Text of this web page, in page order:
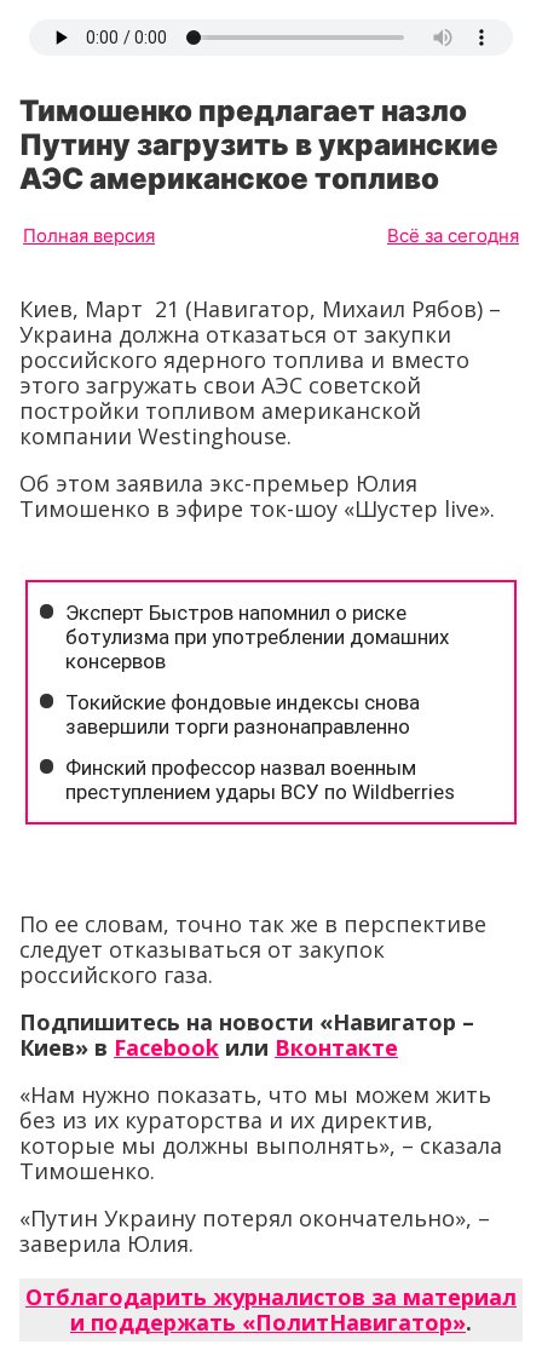
Тимошенко предлагает назло
Путину загрузить в украинские
АЭС американское топливо
Полная версия Всё за сегодня
Киев, Март 21 (Навигатор, Михаил Рябов) –
Украина должна отказаться от закупки
российского ядерного топлива и вместо
этого загружать свои АЭС советской
постройки топливом американской
компании Westinghouse.
Об этом заявила экс-премьер Юлия
Тимошенко в эфире ток-шоу «Шустер live».
По ее словам, точно так же в перспективе
следует отказываться от закупок
российского газа.
Подпишитесь на новости «Навигатор –
Киев» в Facebook или Вконтакте
«Нам нужно показать, что мы можем жить
без из их кураторства и их директив,
которые мы должны выполнять», – сказала
Тимошенко.
«Путин Украину потерял окончательно», –
заверила Юлия.
Отблагодарить журналистов за материал
и поддержать «ПолитНавигатор».